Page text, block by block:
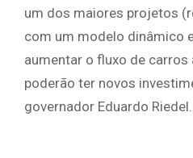
um dos maiores projetos
com um modelo dinâmico
aumentar o fluxo de
poderão ter novos
governador Eduardo Riedel.